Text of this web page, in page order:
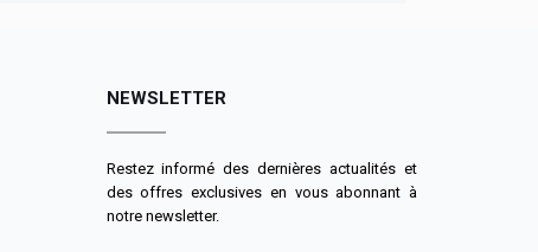
NEWSLETTER
Restez informé des dernières actualités et
des offres exclusives en vous abonnant à
notre newsletter.